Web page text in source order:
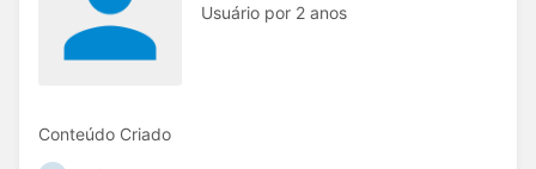
Usuário por 2 anos
Conteúdo Criado